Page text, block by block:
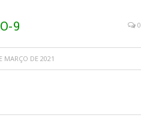
9 0
MARÇO DE 2021